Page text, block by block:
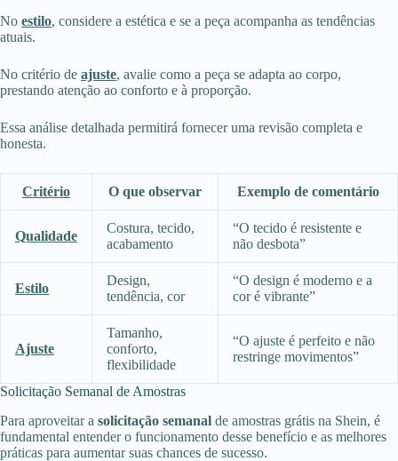
No estilo, considere a estética e se a peça acompanha as tendências
atuais.
No critério de ajuste, avalie como a peça se adapta ao corpo,
prestando atenção ao conforto e à proporção.
Essa análise detalhada permitirá fornecer uma revisão completa e
honesta.
Critério O que observar Exemplo de comentário
Qualidade
Costura, tecido,
acabamento
“O tecido é resistente e
não desbota”
Estilo
Design,
tendência, cor
“O design é moderno e a
cor é vibrante”
Ajuste
Tamanho,
conforto,
flexibilidade
“O ajuste é perfeito e não
restringe movimentos”
Solicitação Semanal de Amostras
Para aproveitar a solicitação semanal de amostras grátis na Shein, é
fundamental entender o funcionamento desse benefício e as melhores
práticas para aumentar suas chances de sucesso.